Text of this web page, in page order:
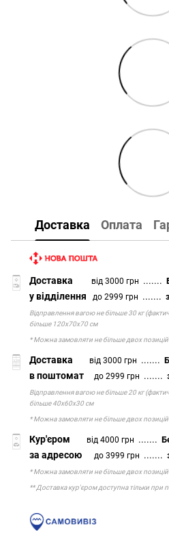
Доставка Оплата
Доставка від 3000 грн .......
у відділення до 2999 грн .......
Відправлення вагою не більше 30 кг
більше 120х70х70 см
* Можна замовляти не більше двох позицій
Доставка від 3000 грн .......
в поштомат до 2999 грн .......
Відправлення вагою не більше 20 кг
більше 40х60х30 см
* Можна замовляти не більше двох позицій
Кур'єром від 4000 грн .......
за адресою до 3999 грн .......
* Можна замовляти не більше двох позицій
** Доставка кур'єром доступна тільки при